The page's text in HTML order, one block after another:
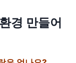
경 만들어